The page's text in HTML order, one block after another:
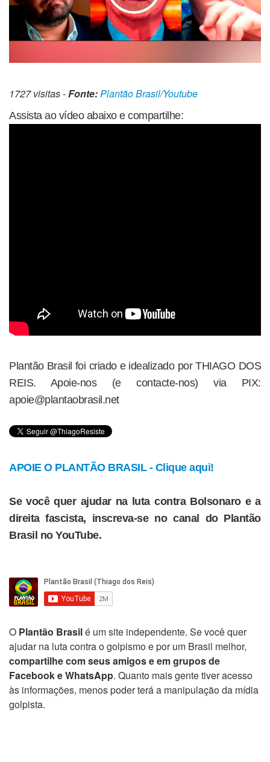
1727 visitas -Fonte:Plantão Brasil/Youtube
Assista ao vídeo abaixo e compartilhe:
Plantão Brasil foi criado e idealizado por THIAGO DOS
REIS. Apoie-nos (e contacte-nos) via PIX:
apoie@plantaobrasil.net
APOIE O PLANTÃO BRASIL - Clique aqui!
Se você quer ajudar na luta contra Bolsonaro e a
direita fascista, inscreva-se no canal do Plantão
Brasil no YouTube.
O Plantão Brasilé um site independente. Se você quer
ajudar na luta contra o golpismo e por um Brasil melhor,
compartilhe com seus amigos e em grupos de
Facebook e WhatsApp. Quanto mais gente tiver acesso
às informações, menos poder terá a manipulação da mídia
golpista.